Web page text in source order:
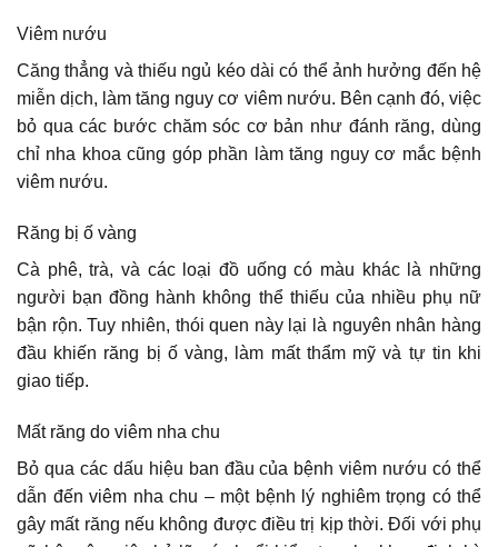
Viêm nướu
Căng thẳng và thiếu ngủ kéo dài có thể ảnh hưởng đến hệ
miễn dịch, làm tăng nguy cơ viêm nướu. Bên cạnh đó, việc
bỏ qua các bước chăm sóc cơ bản như đánh răng, dùng
chỉ nha khoa cũng góp phần làm tăng nguy cơ mắc bệnh
viêm nướu.
Răng bị ố vàng
Cà phê, trà, và các loại đồ uống có màu khác là những
người bạn đồng hành không thể thiếu của nhiều phụ nữ
bận rộn. Tuy nhiên, thói quen này lại là nguyên nhân hàng
đầu khiến răng bị ố vàng, làm mất thẩm mỹ và tự tin khi
giao tiếp.
Mất răng do viêm nha chu
Bỏ qua các dấu hiệu ban đầu của bệnh viêm nướu có thể
dẫn đến viêm nha chu – một bệnh lý nghiêm trọng có thể
gây mất răng nếu không được điều trị kịp thời. Đối với phụ